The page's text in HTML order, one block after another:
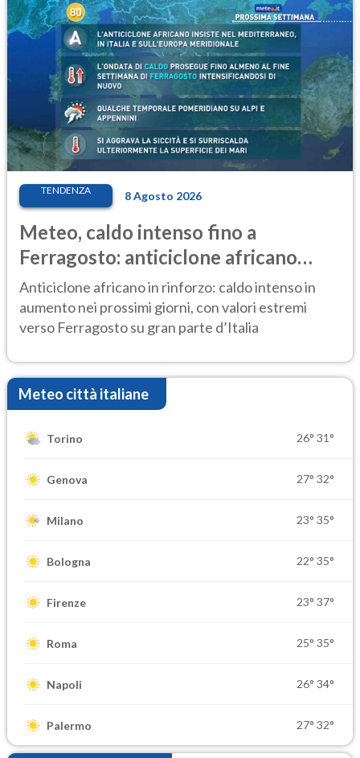
TENDENZA 8 Agosto 2026
Meteo, caldo intenso fino a
Ferragosto: anticiclone africano
ancora protagonista
Anticiclone africano in rinforzo: caldo intenso in
aumento nei prossimi giorni, con valori estremi
verso Ferragosto su gran parte d’Italia
Meteo città italiane
Torino 26° 31°
Genova 27° 32°
Milano 23° 35°
Bologna 22° 35°
Firenze 23° 37°
Roma 25° 35°
Napoli 26° 34°
Palermo 27° 32°